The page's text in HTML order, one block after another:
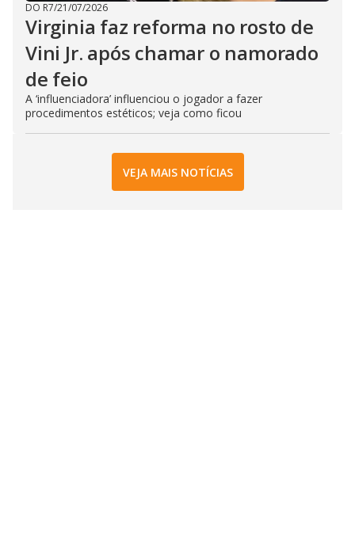
DO R7/21/07/2026
Virginia faz reforma no rosto de
Vini Jr. após chamar o namorado
de feio
A ‘influenciadora’ influenciou o jogador a fazer
procedimentos estéticos; veja como ficou
VEJA MAIS NOTÍCIAS